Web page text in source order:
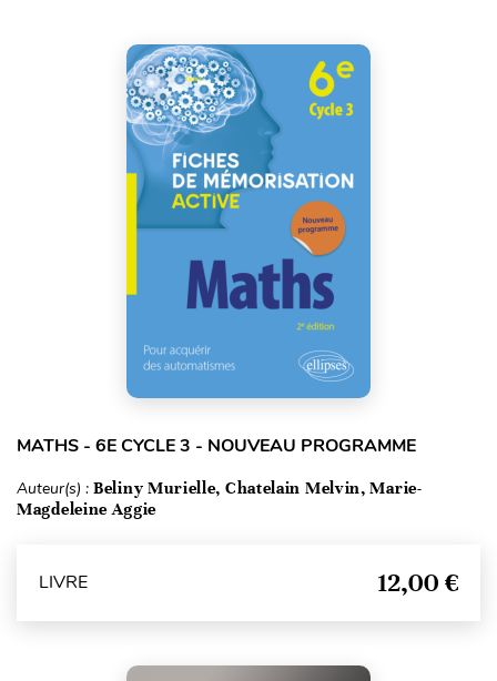
MATHS - 6E CYCLE 3 - NOUVEAU PROGRAMME
Auteur(s) : Beliny Murielle, Chatelain Melvin, Marie-
Magdeleine Aggie
LIVRE 12,00 €